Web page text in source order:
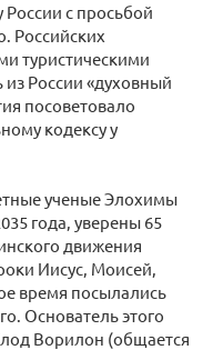
с просьбой
Российских
туристическими
России «духовный
посоветовало
кодексу у
ученые Элохимы
года, уверены 65
движения
Иисус, Моисей,
время посылались
Основатель этого
Ворилон (общается